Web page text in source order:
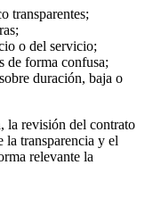
transparentes;
o del servicio;
de forma confusa;
duración, baja o
la revisión del contrato
la transparencia y el
relevante la